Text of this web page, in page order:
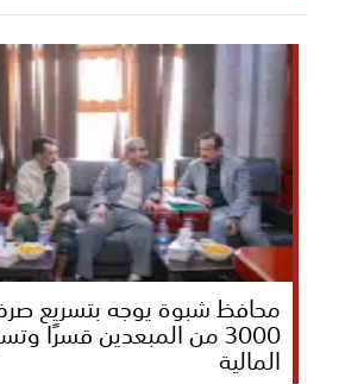
محافظ شبوة يوجه بتسريع
3000 من المبعدين قسرًا
المالية